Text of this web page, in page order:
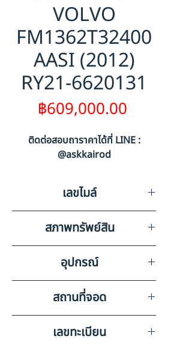
VOLVO
FM1362T32400
AASI (2012)
RY21-6620131
฿609,000.00
ติดต่อสอบถาราคาได้ที่ LINE :
@askkairod
เลขไมล์
1592620
สภาพทรัพย์สิน
กันชนหน้ามีรอยแตกฉีกขาด,
บังโคลนล้อไม่ครบ, ไม่มีทรัพย์สินมี
ค่าอื่นๆ ภายในรถ
อุปกรณ์
วิทยุเทป, ลำโพง, แบตเตอรี่, แอร์
สถานที่จอด
บริษัท สยามอินเตอร์การประมูล
จำกัด ปราจีนบุรี
เลขทะเบียน